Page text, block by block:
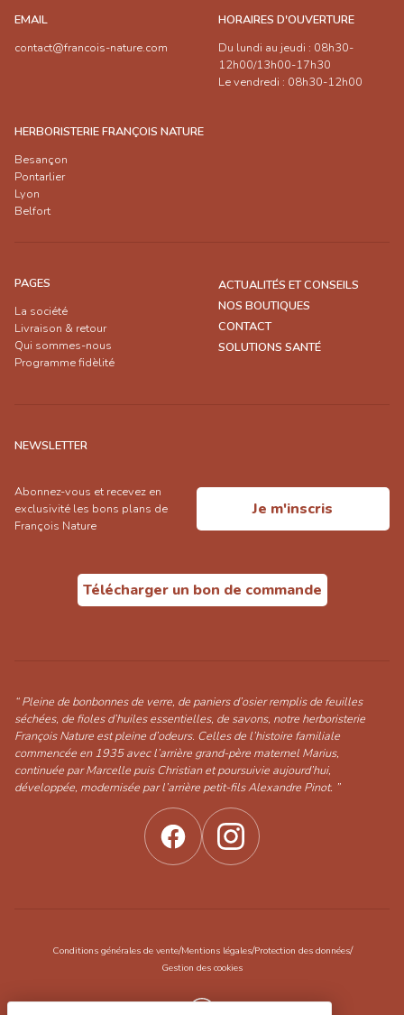
EMAIL
contact@francois-nature.com
HORAIRES D'OUVERTURE
Du lundi au jeudi : 08h30-
12h00/13h00-17h30
Le vendredi : 08h30-12h00
HERBORISTERIE FRANÇOIS NATURE
Besançon
Pontarlier
Lyon
Belfort
PAGES
La société
Livraison & retour
Qui sommes-nous
Programme fidèlité
ACTUALITÉS ET CONSEILS
NOS BOUTIQUES
CONTACT
SOLUTIONS SANTÉ
NEWSLETTER
Abonnez-vous et recevez en
exclusivité les bons plans de
François Nature
Je m'inscris
Télécharger un bon de commande
“ Pleine de bonbonnes de verre, de paniers d’osier remplis de feuilles
séchées, de fioles d’huiles essentielles, de savons, notre herboristerie
François Nature est pleine d’odeurs. Celles de l’histoire familiale
commencée en 1935 avec l’arrière grand-père maternel Marius,
continuée par Marcelle puis Christian et poursuivie aujourd’hui,
développée, modernisée par l’arrière petit-fils Alexandre Pinot. ”
Conditions générales de vente/Mentions légales/Protection des données/
Gestion des cookies